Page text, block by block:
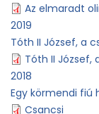
Az elmaradt
2019
Tóth II József, a
Tóth II József,
2018
Egy körmendi fiú
Csancsi